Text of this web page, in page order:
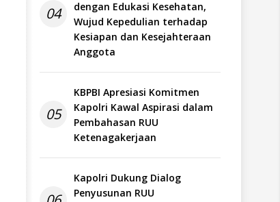
04
dengan Edukasi Kesehatan,
Wujud Kepedulian terhadap
Kesiapan dan Kesejahteraan
Anggota
05
KBPBI Apresiasi Komitmen
Kapolri Kawal Aspirasi dalam
Pembahasan RUU
Ketenagakerjaan
Kapolri Dukung Dialog
Penyusunan RUU